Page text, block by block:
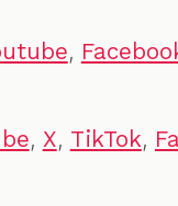
,
, X, TikTok,